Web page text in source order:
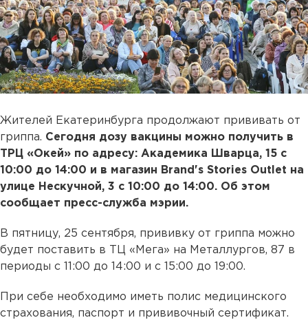
Жителей Екатеринбурга продолжают прививать от
гриппа. Сегодня дозу вакцины можно получить в
ТРЦ «Окей» по адресу: Академика Шварца, 15 с
10:00 до 14:00 и в магазин Brand's Stories Outlet на
улице Нескучной, 3 с 10:00 до 14:00. Об этом
сообщает пресс-служба мэрии.
В пятницу, 25 сентября, прививку от гриппа можно
будет поставить в ТЦ «Мега» на Металлургов, 87 в
периоды с 11:00 до 14:00 и с 15:00 до 19:00.
При себе необходимо иметь полис медицинского
страхования, паспорт и прививочный сертификат.